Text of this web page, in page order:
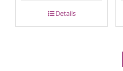
Details